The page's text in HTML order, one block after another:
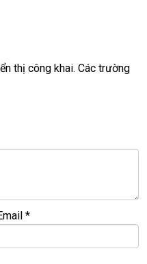
CHẤT LƯỢNG – GIÁ RẺ.
thị công khai. Các trường
*